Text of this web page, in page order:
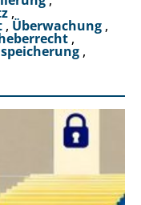
,
, Überwachung ,
,
,